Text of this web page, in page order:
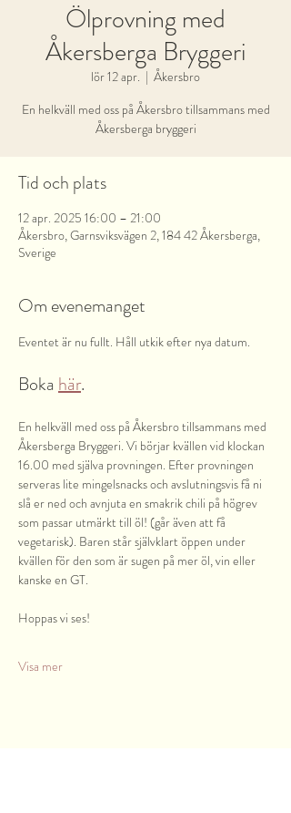
Ölprovning med
Åkersberga Bryggeri
lör 12 apr.
  |
Åkersbro
En helkväll med oss på Åkersbro tillsammans med
Tid och plats
12 apr. 2025 16:00 – 21:00
Åkersbro, Garnsviksvägen 2, 184 42 Åkersberga,
Sverige
Om evenemanget
Eventet är nu fullt. Håll utkik efter nya datum.
Boka här.
En helkväll med oss på Åkersbro tillsammans med
Åkersberga Bryggeri. Vi börjar kvällen vid klockan
16.00 med själva provningen. Efter provningen
serveras lite mingelsnacks och avslutningsvis få ni
slå er ned och avnjuta en smakrik chili på högrev
som passar utmärkt till öl! (går även att få
vegetarisk). Baren står självklart öppen under
kvällen för den som är sugen på mer öl, vin eller
kanske en GT.
Hoppas vi ses!
Visa mer